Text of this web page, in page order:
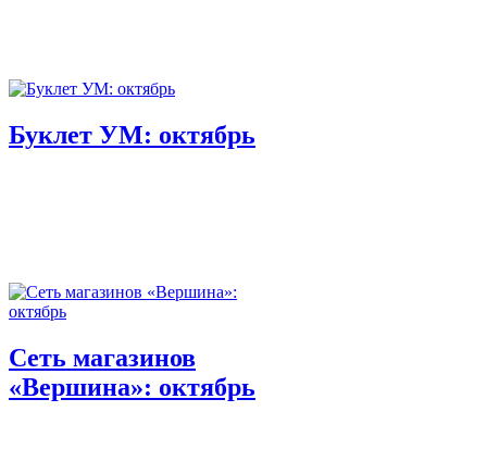
Буклет УМ: октябрь
Сеть магазинов
«Вершина»: октябрь